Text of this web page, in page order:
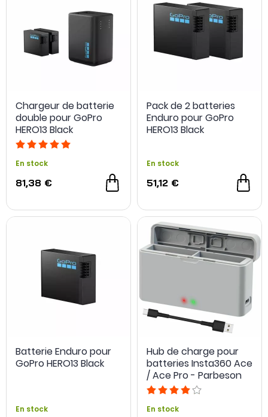
Chargeur de batterie
double pour GoPro
HERO13 Black
En stock
81,38 €
Pack de 2 batteries
Enduro pour GoPro
HERO13 Black
En stock
51,12 €
Batterie Enduro pour
GoPro HERO13 Black
En stock
Hub de charge pour
batteries Insta360 Ace
/ Ace Pro - Parbeson
En stock